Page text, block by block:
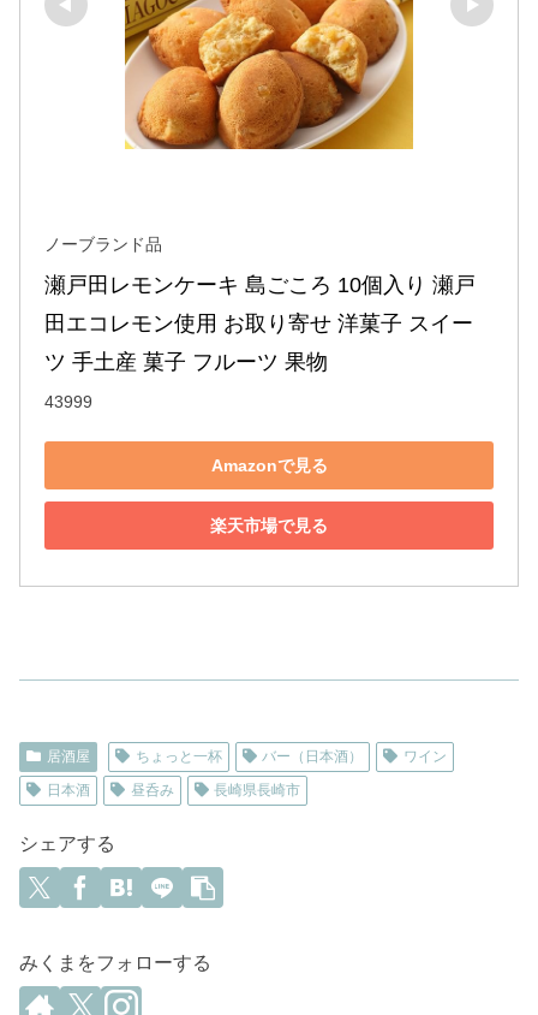
ノーブランド品
瀬戸田レモンケーキ 島ごころ 10個入り 瀬戸
田エコレモン使用 お取り寄せ 洋菓子 スイー
ツ 手土産 菓子 フルーツ 果物
43999
Amazonで見る
楽天市場で見る
居酒屋 ちょっと一杯 バー（日本酒）
ワイン
日本酒
昼呑み 長崎県長崎市
シェアする
みくまをフォローする